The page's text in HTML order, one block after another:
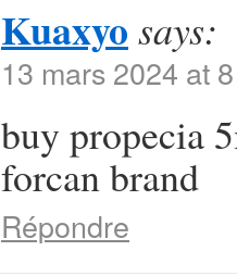
Kuaxyo says:
13 mars 2024 at
buy propecia
forcan brand
Répondre